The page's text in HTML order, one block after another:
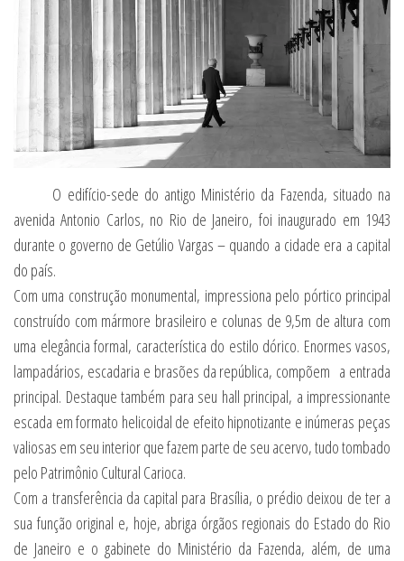
O edifício-sede do antigo Ministério da Fazenda, situado na
avenida Antonio Carlos, no Rio de Janeiro, foi inaugurado em 1943
durante o governo de Getúlio Vargas – quando a cidade era a capital
do país.
Com uma construção monumental, impressiona pelo pórtico principal
construído com mármore brasileiro e colunas de 9,5m de altura com
uma elegância formal, característica do estilo dórico. Enormes vasos,
lampadários, escadaria e brasões da república, compõem a entrada
principal. Destaque também para seu hall principal, a impressionante
escada em formato helicoidal de efeito hipnotizante e inúmeras peças
valiosas em seu interior que fazem parte de seu acervo, tudo tombado
pelo Patrimônio Cultural Carioca.
Com a transferência da capital para Brasília, o prédio deixou de ter a
sua função original e, hoje, abriga órgãos regionais do Estado do Rio
de Janeiro e o gabinete do Ministério da Fazenda, além, de uma